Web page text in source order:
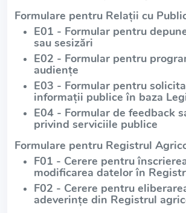
Formulare pentru Relații cu
E01 - Formular pentru
sau sesizări
E02 - Formular pentru
audiențe
E03 - Formular pentru
informații publice în baza
E04 - Formular de feedback
privind serviciile publice
Formulare pentru Registrul
F01 - Cerere pentru
modificarea datelor în
F02 - Cerere pentru
adeverințe din Registrul